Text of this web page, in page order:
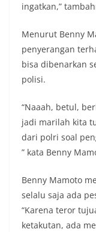
ingatkan,”
Menurut Benny
penyerangan
bisa dibenarkan
polisi.
“Naaah, betul,
jadi marilah kita
dari polri soal
” kata Benny
Benny Mamoto
selalu saja ada
“Karena teror
ketakutan, ada